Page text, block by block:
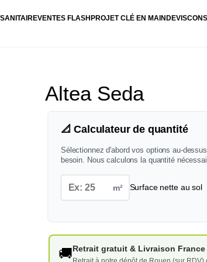
SANITAIREVENTES FLASH PROJET CLÉ EN MAIN DEVIS
Altea Seda
📐 Calculateur de quantité
Sélectionnez d'abord vos options au-
besoin. Nous calculons la quantité
m² Surface nette au sol
🚚Retrait gratuit & Livraison France